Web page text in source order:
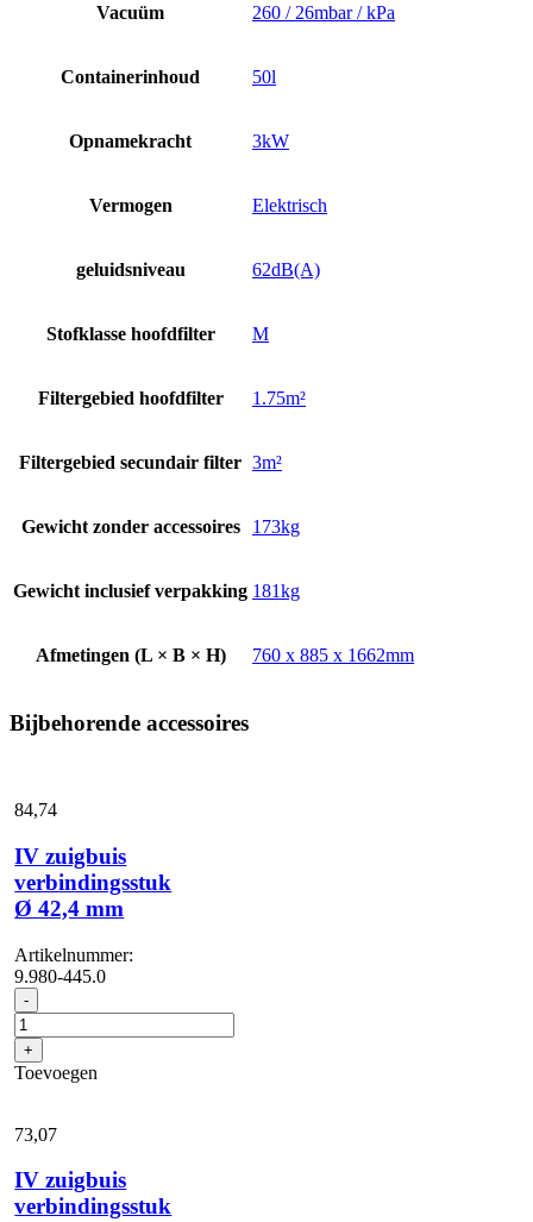
Vacuüm 260 / 26mbar / kPa
Containerinhoud 50l
Opnamekracht 3kW
Vermogen Elektrisch
geluidsniveau 62dB(A)
Stofklasse hoofdfilter M
Filtergebied hoofdfilter 1.75m²
Filtergebied secundair filter 3m²
Gewicht zonder accessoires 173kg
Gewicht inclusief verpakking 181kg
Afmetingen (L × B × H) 760 x 885 x 1662mm
Bijbehorende accessoires
84,74
IV zuigbuis
verbindingsstuk
Ø 42,4 mm
Artikelnummer:
9.980-445.0
- IV
zuigbuis
verbindingsstuk
Ø
42,4
aantal
+
Toevoegen
73,07
IV zuigbuis
verbindingsstuk